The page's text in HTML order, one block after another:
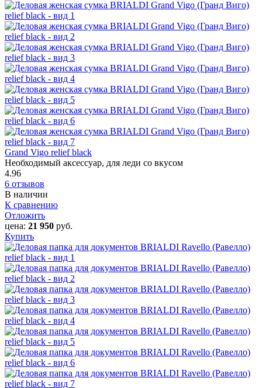
Grand Vigo relief black
Необходимый аксессуар, для леди со вкусом
4.96
6 отзывов
В наличии
К сравнению
Отложить
цена: 21 950 руб.
Купить